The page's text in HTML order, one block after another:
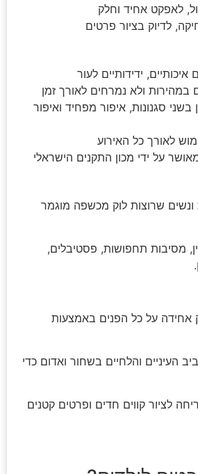
לאפקט אחיד וחלק
לדיוק בציור פרטים
ידידותיים לעור
במהירות ולא נמרחים לאורך זמן
בשני סגנונות, איפור מפחיד ואיפור
לאורך כל האירוע
על ידי מכון התקנים הישראלי
ונשים שרוצות לוק מכשפה מוגמר
מסיבות תחפושות, פסטיבלים,
אחידה על כל הפנים באמצעות
העיניים והלחיים בשחור ואדום כדי
לציור קווים חדים ופרטים קטנים